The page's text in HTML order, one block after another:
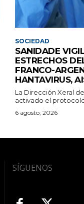
SOCIEDAD
SANIDADE
ESTRECHOS
FRANCO-
HANTAVIRUS,
La Dirección Xeral
activado el protocolo
6 agosto, 2026
SÍGUENOS